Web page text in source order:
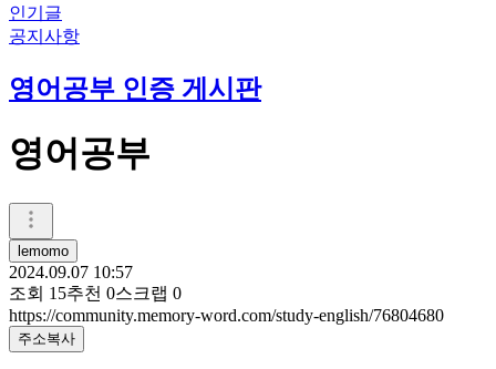
인기글
공지사항
영어공부 인증 게시판
영어공부
lemomo
2024.09.07 10:57
조회 15추천 0스크랩 0
https://community.memory-word.com/study-english/76804680
주소복사